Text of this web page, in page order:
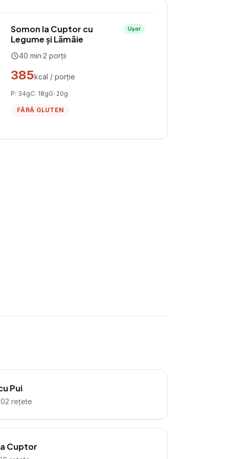
Somon la Cuptor cu
Legume și Lămâie
Ușor
40 min·2 porții
385kcal / porție
P: 34gC: 18gG: 20g
FĂRĂ GLUTEN
Pui
rețete
Cuptor